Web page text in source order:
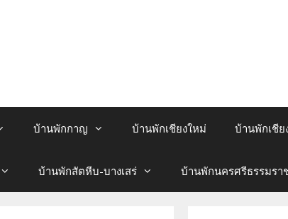
บ้านพักกาญ บ้านพักเชียงใหม่ บ้านพักเชีย
บ้านพักสัตหีบ-บางเสร่ บ้านพักนครศรีธรรมรา